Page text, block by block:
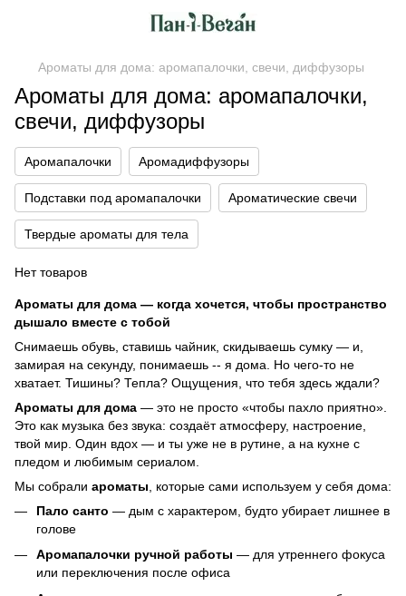
Ароматы для дома: аромапалочки, свечи, диффузоры
Ароматы для дома: аромапалочки,
свечи, диффузоры
Аромапалочки Аромадиффузоры
Подставки под аромапалочки Ароматические свечи
Твердые ароматы для тела
Нет товаров
Ароматы для дома — когда хочется, чтобы пространство
дышало вместе с тобой
Снимаешь обувь, ставишь чайник, скидываешь сумку — и,
замирая на секунду, понимаешь -- я дома. Но чего-то не
хватает. Тишины? Тепла? Ощущения, что тебя здесь ждали?
Ароматы для дома — это не просто «чтобы пахло приятно».
Это как музыка без звука: создаёт атмосферу, настроение,
твой мир. Один вдох — и ты уже не в рутине, а на кухне с
пледом и любимым сериалом.
Мы собрали ароматы , которые сами используем у себя дома:
Пало санто — дым с характером, будто убирает лишнее в
голове
Аромапалочки ручной работы — для утреннего фокуса
или переключения после офиса